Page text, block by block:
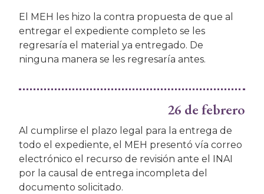
El MEH les hizo la contra propuesta de que al
entregar el expediente completo se les
regresaría el material ya entregado. De
ninguna manera se les regresaría antes.
26 de febrero
Al cumplirse el plazo legal para la entrega de
todo el expediente, el MEH presentó vía correo
electrónico el recurso de revisión ante el INAI
por la causal de entrega incompleta del
documento solicitado.